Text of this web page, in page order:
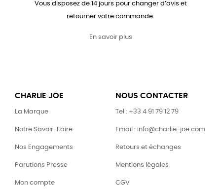
Vous disposez de 14 jours pour changer d’avis et
retourner votre commande.
En savoir plus
CHARLIE JOE
La Marque
Notre Savoir-Faire
Nos Engagements
Parutions Presse
Mon compte
NOUS CONTACTER
Tel : +33 4 91 79 12 79
Email : info@charlie-joe.com
Retours et échanges
Mentions légales
CGV